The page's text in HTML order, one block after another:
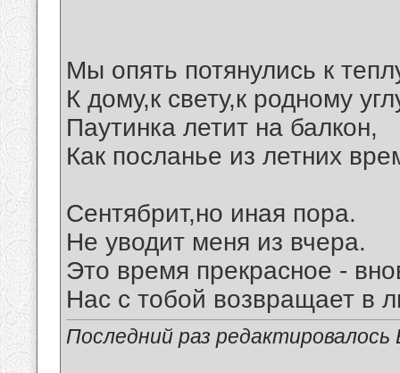
Мы опять потянулись к
К дому,к свету,к родному
Паутинка летит на балкон,
Как посланье из летних
Сентябрит,но иная пора.
Не уводит меня из вчера.
Это время прекрасное -
Нас с тобой возвращает в
Последний раз